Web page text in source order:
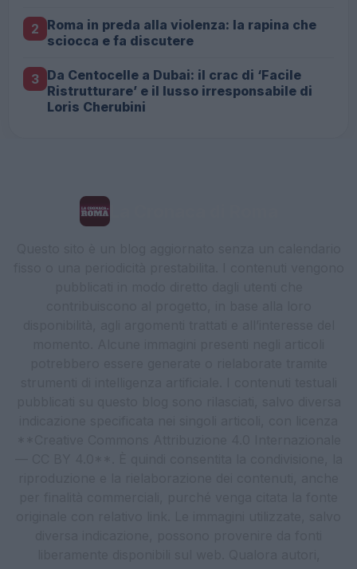
2 Roma in preda alla violenza: la rapina che
sciocca e fa discutere
3 Da Centocelle a Dubai: il crac di ‘Facile
Ristrutturare’ e il lusso irresponsabile di
Loris Cherubini